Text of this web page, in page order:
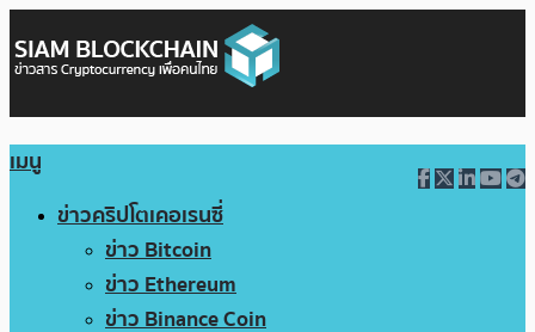
เมนู
ข่าวคริปโตเคอเรนซี่
ข่าว Bitcoin
ข่าว Ethereum
ข่าว Binance Coin